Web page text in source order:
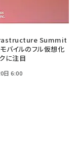
Summit
モバイルのフル仮想化
に注目
日 6:00